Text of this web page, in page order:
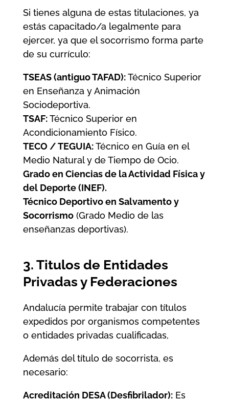
Si tienes alguna de estas titulaciones, ya
estás capacitado/a legalmente para
ejercer, ya que el socorrismo forma parte
de su currículo:
TSEAS (antiguo TAFAD):Técnico Superior
en Enseñanza y Animación
Sociodeportiva.
TSAF:Técnico Superior en
Acondicionamiento Físico.
TECO / TEGUIA:Técnico en Guía en el
Medio Natural y de Tiempo de Ocio.
Grado en Ciencias de la Actividad Física y
del Deporte (INEF).
Técnico Deportivo en Salvamento y
Socorrismo(Grado Medio de las
enseñanzas deportivas).
3. Titulos de Entidades
Privadas y Federaciones
Andalucía permite trabajar con títulos
expedidos por organismos competentes
o entidades privadas cualificadas,
Además del título de socorrista, es
necesario:
Acreditación DESA (Desfibrilador):Es